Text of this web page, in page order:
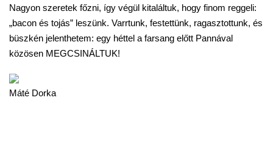
Nagyon szeretek főzni, így végül kitaláltuk, hogy finom reggeli:
„bacon és tojás” leszünk. Varrtunk, festettünk, ragasztottunk, és
büszkén jelenthetem: egy héttel a farsang előtt Pannával
közösen MEGCSINÁLTUK!
Máté Dorka